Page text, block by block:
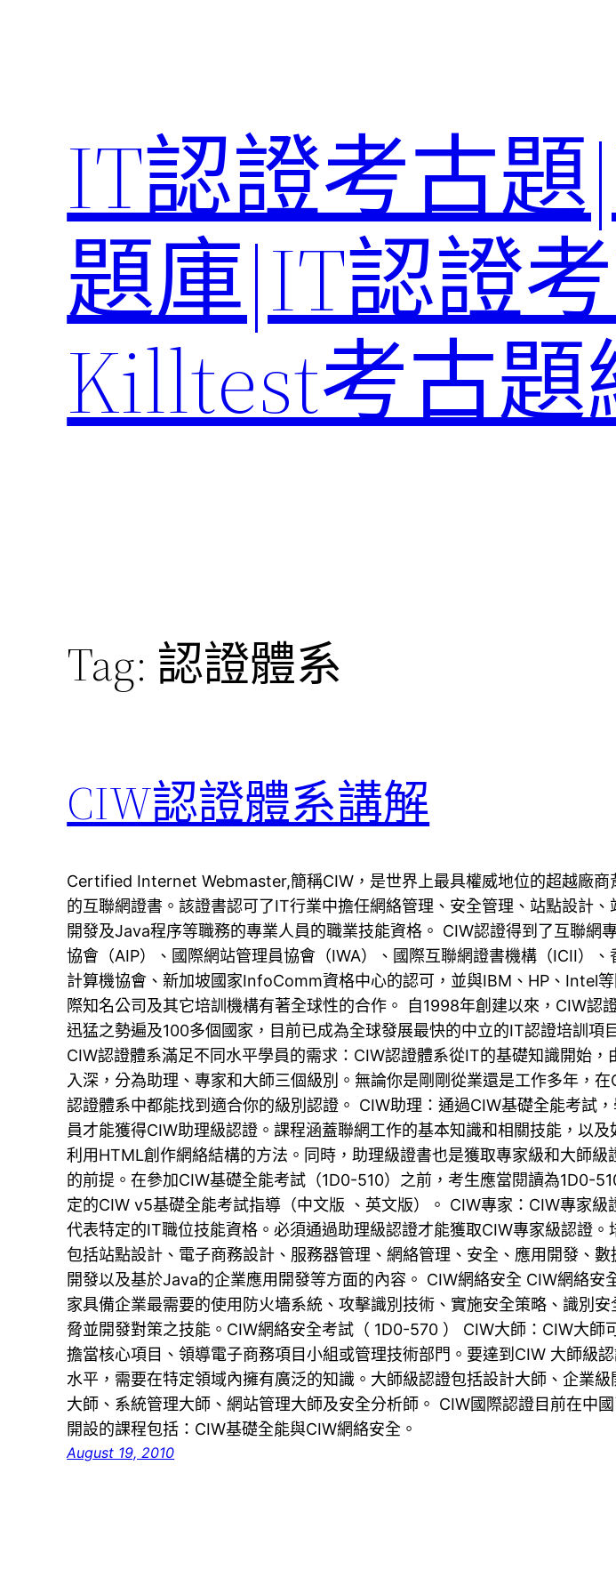
IT認證考古
題庫|IT認證
Killtest考古題
Tag: 認證體系
CIW認證體系講解
Certified Internet Webmaster,簡稱CIW，是世界上最具權威地位的超越廠商
的互聯網證書。該證書認可了IT行業中擔任網絡管理、安全管理、站點設計、
開發及Java程序等職務的專業人員的職業技能資格。 CIW認證得到了互聯網
協會（AIP）、國際網站管理員協會（IWA）、國際互聯網證書機構（ICII）、
計算機協會、新加坡國家InfoComm資格中心的認可，並與IBM、HP、Intel等
際知名公司及其它培訓機構有著全球性的合作。 自1998年創建以來，CIW認
迅猛之勢遍及100多個國家，目前已成為全球發展最快的中立的IT認證培訓項
CIW認證體系滿足不同水平學員的需求：CIW認證體系從IT的基礎知識開始，
入深，分為助理、專家和大師三個級別。無論你是剛剛從業還是工作多年，在
認證體系中都能找到適合你的級別認證。 CIW助理：通過CIW基礎全能考試，
員才能獲得CIW助理級認證。課程涵蓋聯網工作的基本知識和相關技能，以及
利用HTML創作網絡結構的方法。同時，助理級證書也是獲取專家級和大師級
的前提。在參加CIW基礎全能考試（1D0-510）之前，考生應當閱讀為1D0-
定的CIW v5基礎全能考試指導（中文版 、英文版）。 CIW專家：CIW專家級
代表特定的IT職位技能資格。必須通過助理級認證才能獲取CIW專家級認證。
包括站點設計、電子商務設計、服務器管理、網絡管理、安全、應用開發、數
開發以及基於Java的企業應用開發等方面的內容。 CIW網絡安全 CIW網絡安
家具備企業最需要的使用防火墻系統、攻擊識別技術、實施安全策略、識別安
脅並開發對策之技能。CIW網絡安全考試（ 1D0-570 ） CIW大師：CIW大師
擔當核心項目、領導電子商務項目小組或管理技術部門。要達到CIW 大師級
水平，需要在特定領域內擁有廣泛的知識。大師級認證包括設計大師、企業級
大師、系統管理大師、網站管理大師及安全分析師。 CIW國際認證目前在中
開設的課程包括：CIW基礎全能與CIW網絡安全。
August 19, 2010